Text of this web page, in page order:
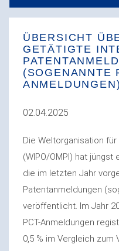
ÜBERSICHT
GETÄTIGTE
(SOGENANNTE
ANMELDUNGEN)
02.04.2025
Die Weltorganisation
(WIPO/OMPI) hat
die im letzten Jahr
Patentanmeldungen
veröffentlicht. Im Jahr
PCT-Anmeldungen
0,5 % im Vergleich zum